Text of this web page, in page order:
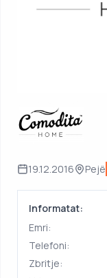
19.12.2016 Pejë
Informatat:
Emri:
Telefoni:
Zbritje: